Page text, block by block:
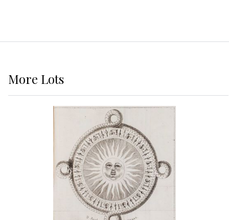
More Lots